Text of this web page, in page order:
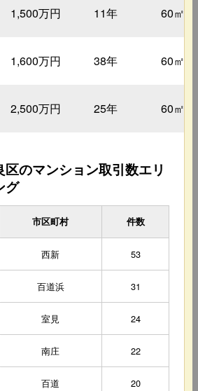
1,500万円 11年 60㎡
1,600万円 38年 60㎡
2,500万円 25年 60㎡
区のマンション取引数エリ
グ
市区町村 件数
西新 53
百道浜 31
室見 24
南庄 22
百道 20